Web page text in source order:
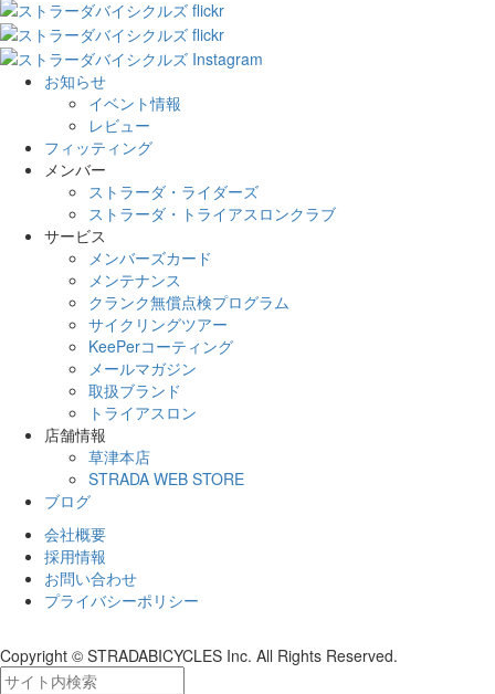
お知らせ
イベント情報
レビュー
フィッティング
メンバー
ストラーダ・ライダーズ
ストラーダ・トライアスロンクラブ
サービス
メンバーズカード
メンテナンス
クランク無償点検プログラム
サイクリングツアー
KeePerコーティング
メールマガジン
取扱ブランド
トライアスロン
店舗情報
草津本店
STRADA WEB STORE
ブログ
会社概要
採用情報
お問い合わせ
プライバシーポリシー
Copyright © STRADABICYCLES Inc. All Rights Reserved.